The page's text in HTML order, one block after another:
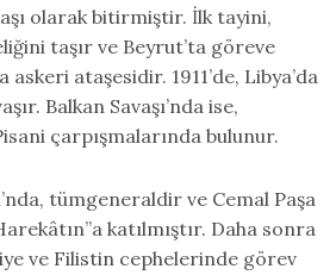
olarak bitirmiştir. İlk tayini,
taşır ve Beyrut’ta göreve
askeri ataşesidir. 1911’de, Libya’da
Balkan Savaşı’nda ise,
çarpışmalarında bulunur.
tümgeneraldir ve Cemal Paşa
katılmıştır. Daha sonra
ve Filistin cephelerinde görev